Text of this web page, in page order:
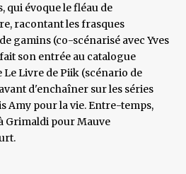
qui évoque le fléau de
racontant les frasques
gamins (co-scénarisé avec Yves
son entrée au catalogue
Livre de Piik (scénario de
d'enchaîner sur les séries
Amy pour la vie. Entre-temps,
Grimaldi pour Mauve